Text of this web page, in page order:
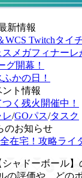
新情報
WCS Twitchタイ
メガフィナーレ
グ開幕！
かの日！
ト情報
く残火開催中！
/GOパス/タスク
のお知らせ
在宅！攻略ライ
ャドーボール】
の評価や、どの